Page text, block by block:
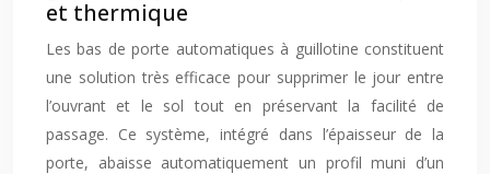
et thermique
Les bas de porte automatiques à guillotine constituent
une solution très efficace pour supprimer le jour entre
l’ouvrant et le sol tout en préservant la facilité de
passage. Ce système, intégré dans l’épaisseur de la
porte, abaisse automatiquement un profil muni d’un